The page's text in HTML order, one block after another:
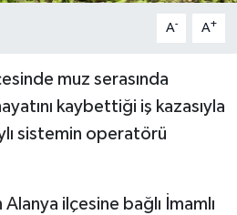
A- A+
muz serasında
kaybettiği iş kazasıyla
sistemin operatörü
Alanya ilçesine bağlı İmamlı